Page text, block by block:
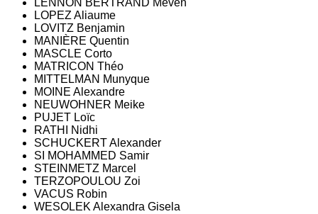
LENNON BERTRAND Meven
LOPEZ Aliaume
LOVITZ Benjamin
MANIÈRE Quentin
MASCLE Corto
MATRICON Théo
MITTELMAN Munyque
MOINE Alexandre
NEUWOHNER Meike
PUJET Loïc
RATHI Nidhi
SCHUCKERT Alexander
SI MOHAMMED Samir
STEINMETZ Marcel
TERZOPOULOU Zoi
VACUS Robin
WESOLEK Alexandra Gisela